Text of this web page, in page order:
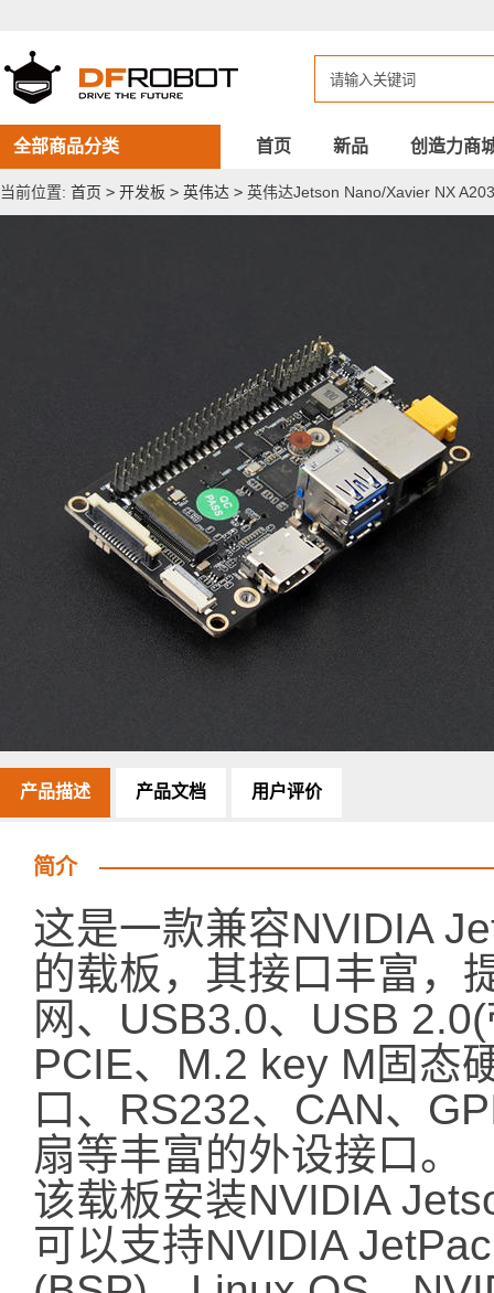
Jetson
Nano/Xavier
NX
A203
载
板
（不
含
全部商品分类 首页 新品 创造力商
当前位置: 首页 > 开发板 > 英伟达 > 英伟达Jetson Nano/Xavier NX
产品描述 产品文档 用户评价
简介
这是一款兼容NVIDIA
的载板，其接口丰富，
网、USB3.0、USB
PCIE、M.2 key M固态
口、RS232、CAN、
扇等丰富的外设接口。
该载板安装NVIDIA
可以支持NVIDIA